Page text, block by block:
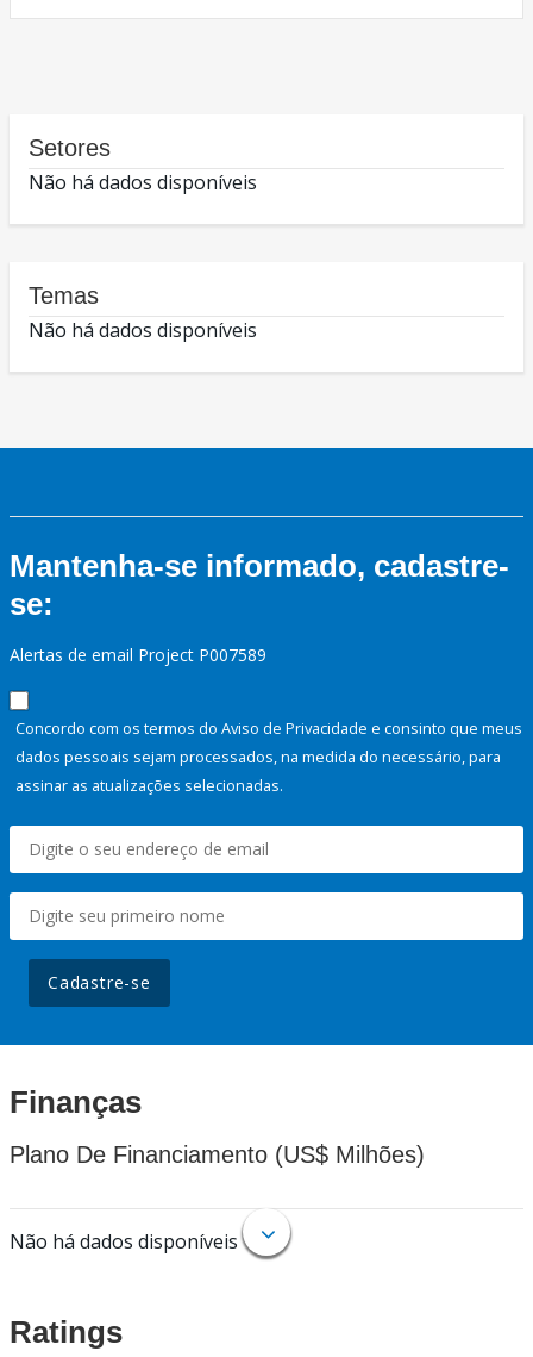
Setores
Não há dados disponíveis
Temas
Não há dados disponíveis
Mantenha-se informado, cadastre-
se:
Alertas de email Project P007589
Concordo com os termos do Aviso de Privacidade e consinto que meus
dados pessoais sejam processados, na medida do necessário, para
assinar as atualizações selecionadas.
Cadastre-se
Finanças
Plano De Financiamento (US$ Milhões)
Não há dados disponíveis
Ratings